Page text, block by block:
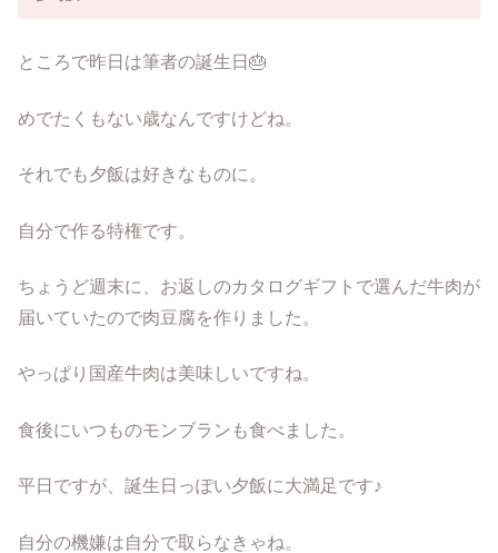
ところで昨日は筆者の誕生日🎂
めでたくもない歳なんですけどね。
それでも夕飯は好きなものに。
自分で作る特権です。
ちょうど週末に、お返しのカタログギフトで選んだ牛肉が
届いていたので肉豆腐を作りました。
やっぱり国産牛肉は美味しいですね。
食後にいつものモンブランも食べました。
平日ですが、誕生日っぽい夕飯に大満足です♪
自分の機嫌は自分で取らなきゃね。